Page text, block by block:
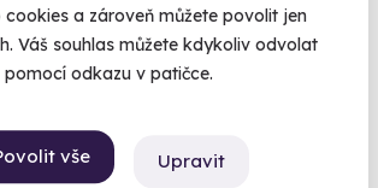
a zároveň můžete povolit jen
Váš souhlas můžete kdykoliv odvolat
pomocí odkazu v patičce.
vše Upravit
Naheureka.cz máme